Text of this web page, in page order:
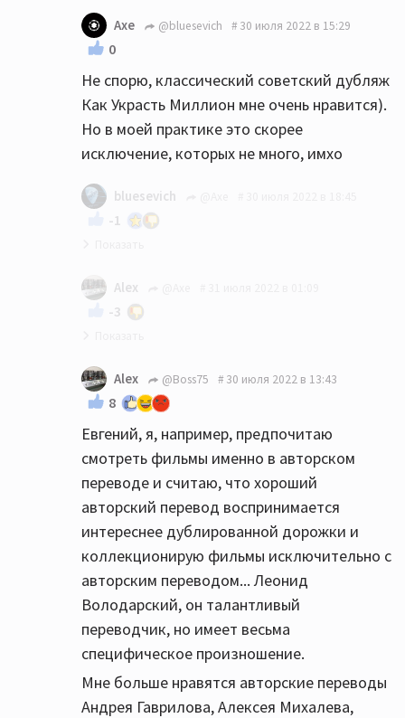
Вы зря, озвучка диснеевских мультиков
признана Диснеем лучшей:)) Ну и есть ещё
примеры...
Axe @bluesevich 30 июля 2022 в 15:29
0
Не спорю, классический советский дубляж
Как Украсть Миллион мне очень нравится).
Но в моей практике это скорее
исключение, которых не много, имхо
bluesevich
-1
западных фильмах озвучка бывает...так
себе.
Alex
-3
Я с Вами абсолютно согласен! Только во
времена СССР у нас умели делать
шедевральный дублеж, т .к . на
озвучивание зарубежных фильмов
работали замечательные советские
актеры и дубляжом занимались целые
киностудии! Яркий пример такому
советскому дубляжу великолепные
фильмы с Луи де Фунесом, где его
озвучивал великолепный актер Владимир
Владимирович Кенигсон. Когда Луи де
Фунес услышал голс Кенигсона, он сказал,
что Владимир Кинегсон по
экспрессивности превзошел
первоисточник!😀
Alex @Boss75 30 июля 2022 в 13:43
8
Евгений, я, например, предпочитаю
смотреть фильмы именно в авторском
переводе и считаю, что хороший
авторский перевод воспринимается
интереснее дублированной дорожки и
коллекционирую фильмы исключительно с
авторским переводом... Леонид
Володарский, он талантливый
переводчик, но имеет весьма
специфическое произношение.
Мне больше нравятся авторские переводы
Андрея Гаврилова, Алексея Михалева,